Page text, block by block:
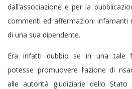
dall’associazione e per la
commenti ed affermazioni infamanti
di una sua dipendente.
Era infatti dubbio se in una tale
potesse promuovere l’azione di
alle autorità giudiziarie dello Stato